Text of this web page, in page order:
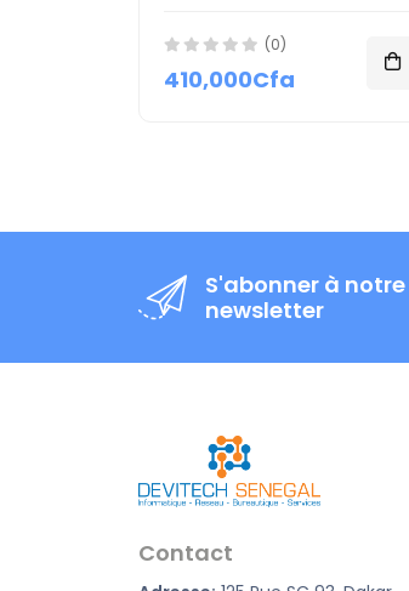
(0)
410,000Cfa
S'abonner à notre
newsletter
Contact